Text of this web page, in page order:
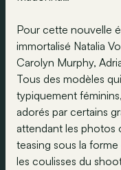
Pour cette nouvelle
immortalisé Natalia
Carolyn Murphy,
Tous des modèles
typiquement
adorés par certains
attendant les photos
teasing sous la
les coulisses du